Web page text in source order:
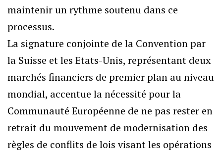
maintenir un rythme soutenu dans ce
processus.
La signature conjointe de la Convention par
la Suisse et les Etats-Unis, représentant deux
marchés financiers de premier plan au niveau
mondial, accentue la nécessité pour la
Communauté Européenne de ne pas rester en
retrait du mouvement de modernisation des
règles de conflits de lois visant les opérations